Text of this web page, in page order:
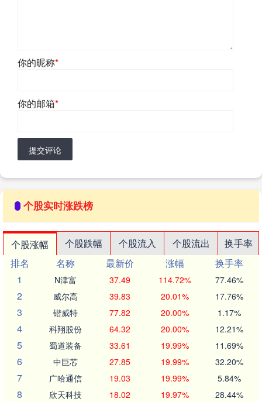
你的昵称*
你的邮箱*
提交评论
个股实时涨跌榜
个股涨幅 个股跌幅 个股流入 个股流出
换手率
排名
名称 最新价 涨幅
换手率
1
N津富 37.49 114.72% 77.46%
2 威尔高 39.83 20.01% 17.76%
3 锴威特 77.82 20.00% 1.17%
4 科翔股份 64.32 20.00% 12.21%
5 蜀道装备 33.61 19.99% 11.69%
6 中巨芯 27.85 19.99% 32.20%
7 广哈通信 19.03 19.99% 5.84%
8 欣天科技 18.02 19.97% 28.44%